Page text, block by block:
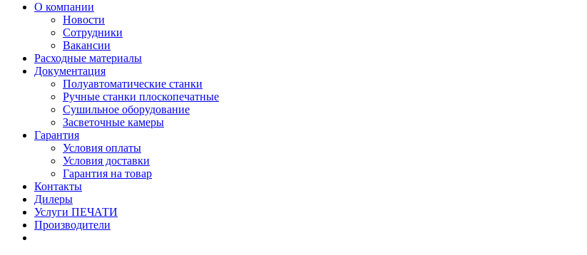
О компании
Новости
Сотрудники
Вакансии
Расходные материалы
Документация
Полуавтоматические станки
Ручные станки плоскопечатные
Сушильное оборудование
Засветочные камеры
Гарантия
Условия оплаты
Условия доставки
Гарантия на товар
Контакты
Дилеры
Услуги ПЕЧАТИ
Производители